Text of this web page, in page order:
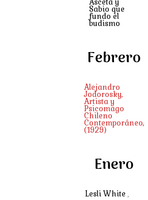
Asceta y
Sabio que
fundo el
budismo
Febrero
Alejandro
Jodorosky,
Artista y
Psicomago
Chileno
Contemporáneo,
(1929)
Enero
Lesli White ,